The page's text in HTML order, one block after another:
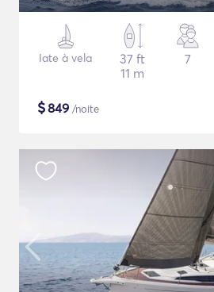
Iate à vela
37 ft
11 m
7
$849 /noite